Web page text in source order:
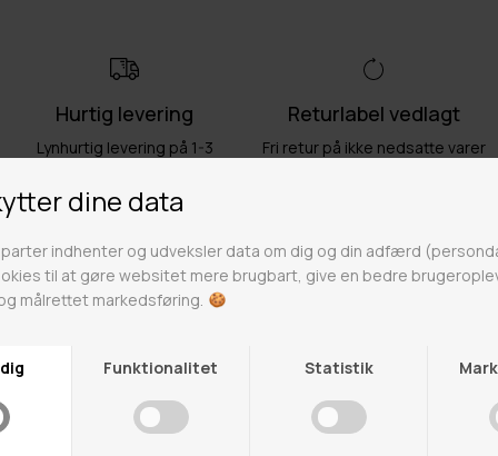
Hurtig levering
Lynhurtig levering på 1-3
Returlabel vedlagt
Fri retur på ikke nedsatte varer
Fri fragt over 499kr
Gratis til GLS & DAO pakkeshop
Click & Collect